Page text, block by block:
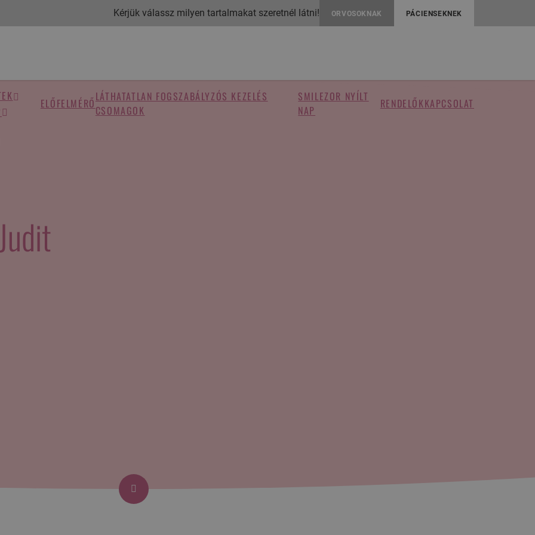
Kérjük válassz milyen tartalmakat szeretnél látni! ORVOSOKNAK PÁCIENSEKNEK
ELŐFELMÉRŐLÁTHATATLAN FOGSZABÁLYZÓS KEZELÉS
CSOMAGOK
SMILEZOR NYÍLT
NAP
RENDELŐKKAPCSOLAT